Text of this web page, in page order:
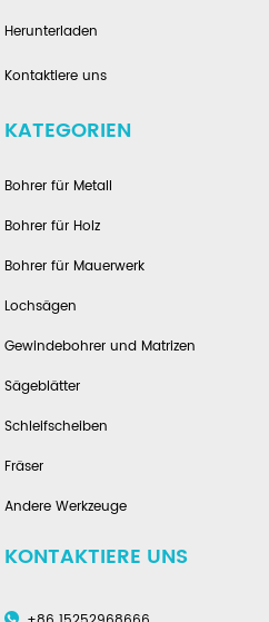
Herunterladen
Kontaktiere uns
KATEGORIEN
Bohrer für Metall
Bohrer für Holz
Bohrer für Mauerwerk
Lochsägen
Gewindebohrer und Matrizen
Sägeblätter
Schleifscheiben
Fräser
Andere Werkzeuge
KONTAKTIERE UNS